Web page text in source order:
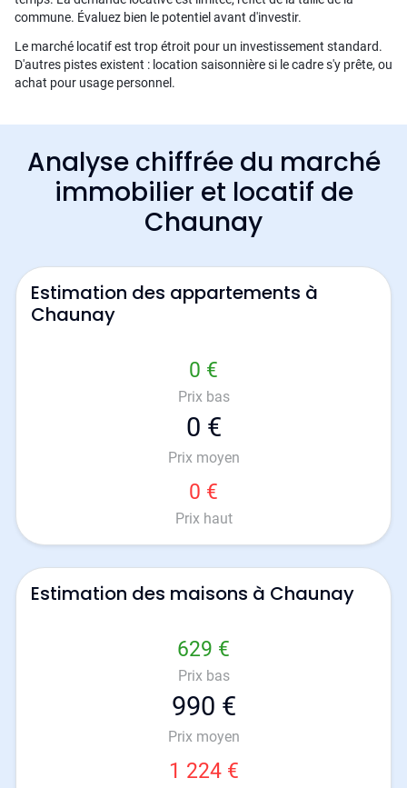
commune. Évaluez bien le potentiel avant d'investir.
Le marché locatif est trop étroit pour un investissement standard.
D'autres pistes existent : location saisonnière si le cadre s'y prête, ou
achat pour usage personnel.
Analyse chiffrée du marché
immobilier et locatif de
Chaunay
Estimation des appartements à
Chaunay
0 €
Prix bas
0 €
Prix moyen
0 €
Prix haut
Estimation des maisons à Chaunay
629 €
Prix bas
990 €
Prix moyen
1 224 €